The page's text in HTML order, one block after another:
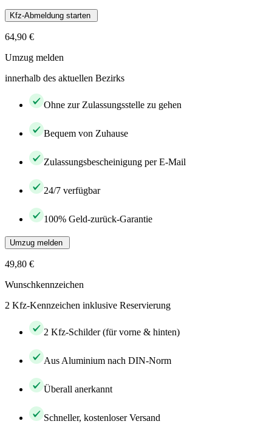
Kfz-Abmeldung starten
64,90 €
Umzug melden
innerhalb des aktuellen Bezirks
Ohne zur Zulassungsstelle zu gehen
Bequem von Zuhause
Zulassungsbescheinigung per E-Mail
24/7 verfügbar
100% Geld-zurück-Garantie
Umzug melden
49,80 €
Wunschkennzeichen
2 Kfz-Kennzeichen inklusive Reservierung
2 Kfz-Schilder (für vorne & hinten)
Aus Aluminium nach DIN-Norm
Überall anerkannt
Schneller, kostenloser Versand